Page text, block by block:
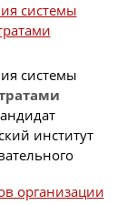
системы
системы
институт
организации